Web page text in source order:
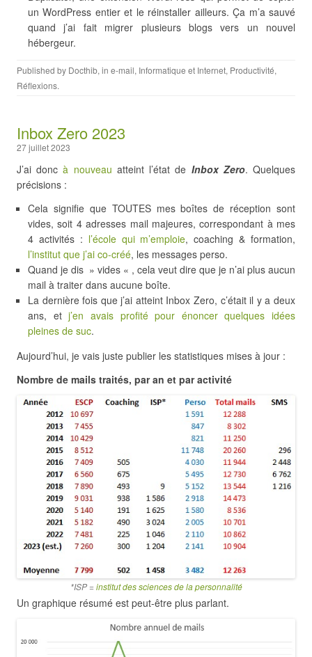
un WordPress entier et le réinstaller ailleurs. Ça m’a sauvé
quand j’ai fait migrer plusieurs blogs vers un nouvel
hébergeur.
Published by Docthib, in e-mail, Informatique et Internet, Productivité,
Réflexions.
Inbox Zero 2023
27 juillet 2023
J’ai doncà nouveau atteint l’état de Inbox Zero. Quelques
précisions :
Cela signifie que TOUTES mes boîtes de réception sont
vides, soit 4 adresses mail majeures, correspondant à mes
4 activités : l’école qui m’emploie, coaching & formation,
l’institut que j’ai co-créé, les messages perso.
Quand je dis » vides « , cela veut dire que je n’ai plus aucun
mail à traiter dans aucune boîte.
La dernière fois que j’ai atteint Inbox Zero, c’était il y a deux
ans, etj’en avais profité pour énoncer quelques idées
pleines de suc.
Aujourd’hui, je vais juste publier les statistiques mises à jour :
Nombre de mails traités, par an et par activité
*ISP = institut des sciences de la personnalité
Un graphique résumé est peut-être plus parlant.